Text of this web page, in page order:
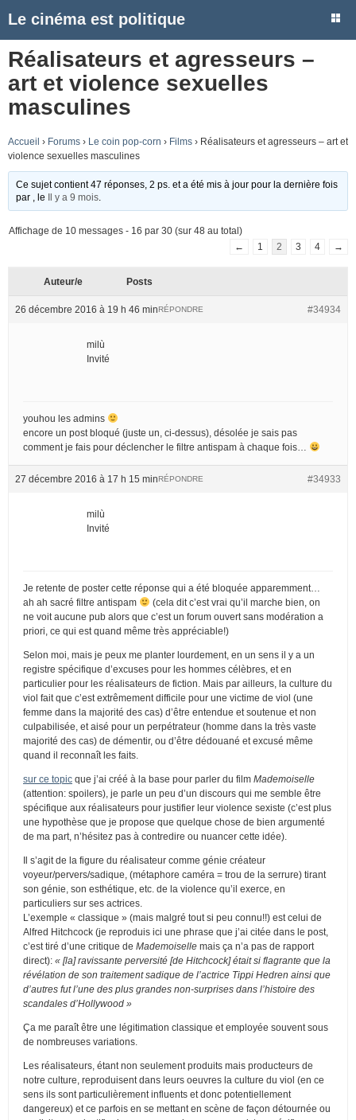
Le cinéma est politique
Réalisateurs et agresseurs –
art et violence sexuelles
masculines
Accueil › Forums › Le coin pop-corn › Films › Réalisateurs et agresseurs – art et
violence sexuelles masculines
Ce sujet contient 47 réponses, 2 ps. et a été mis à jour pour la dernière fois
par
, le Il y a 9 mois
Affichage de 10 messages - 16 par 30 (sur 48 au total)
←
1 2 3 4 →
Auteur/e Posts
26 décembre 2016 à 19 h 46 min #34934
RÉPONDRE
milù
Invité
youhou les admins
encore un post bloqué (juste un, ci-dessus), désolée je sais pas
comment je fais pour déclencher le filtre antispam à chaque fois…
27 décembre 2016 à 17 h 15 min #34933
RÉPONDRE
milù
Invité
Je retente de poster cette réponse qui a été bloquée apparemment…
ah ah sacré filtre antispam
(cela dit c’est vrai qu’il marche bien, on
ne voit aucune pub alors que c’est un forum ouvert sans modération a
priori, ce qui est quand même très appréciable!)
Selon moi, mais je peux me planter lourdement, en un sens il y a un
registre spécifique d’excuses pour les hommes célèbres, et en
particulier pour les réalisateurs de fiction. Mais par ailleurs, la culture du
viol fait que c’est extrêmement difficile pour une victime de viol (une
femme dans la majorité des cas) d’être entendue et soutenue et non
culpabilisée, et aisé pour un perpétrateur (homme dans la très vaste
majorité des cas) de démentir, ou d’être dédouané et excusé même
quand il reconnaît les faits.
sur ce topic que j’ai créé à la base pour parler du film Mademoiselle
(attention: spoilers), je parle un peu d’un discours qui me semble être
spécifique aux réalisateurs pour justifier leur violence sexiste (c’est plus
une hypothèse que je propose que quelque chose de bien argumenté
de ma part, n’hésitez pas à contredire ou nuancer cette idée).
Il s’agit de la figure du réalisateur comme génie créateur
voyeur/pervers/sadique, (métaphore caméra = trou de la serrure) tirant
son génie, son esthétique, etc. de la violence qu’il exerce, en
particuliers sur ses actrices.
L’exemple « classique » (mais malgré tout si peu connu!!) est celui de
Alfred Hitchcock (je reproduis ici une phrase que j’ai citée dans le post,
c’est tiré d’une critique de Mademoiselle mais ça n’a pas de rapport
direct): « [la] ravissante perversité [de Hitchcock] était si flagrante que la
révélation de son traitement sadique de l’actrice Tippi Hedren ainsi que
d’autres fut l’une des plus grandes non-surprises dans l’histoire des
scandales d’Hollywood »
Ça me paraît être une légitimation classique et employée souvent sous
de nombreuses variations.
Les réalisateurs, étant non seulement produits mais producteurs de
notre culture, reproduisent dans leurs oeuvres la culture du viol (en ce
sens ils sont particulièrement influents et donc potentiellement
dangereux) et ce parfois en se mettant en scène de façon détournée ou